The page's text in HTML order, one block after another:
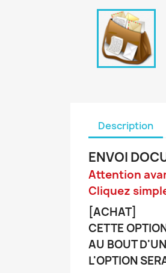
Description
ENVOI
Attention
Cliquez
[ACHAT]
CETTE
AU BOUT
L'OPTION